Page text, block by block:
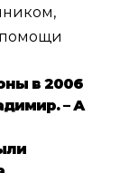
помощи
в 2006
– А